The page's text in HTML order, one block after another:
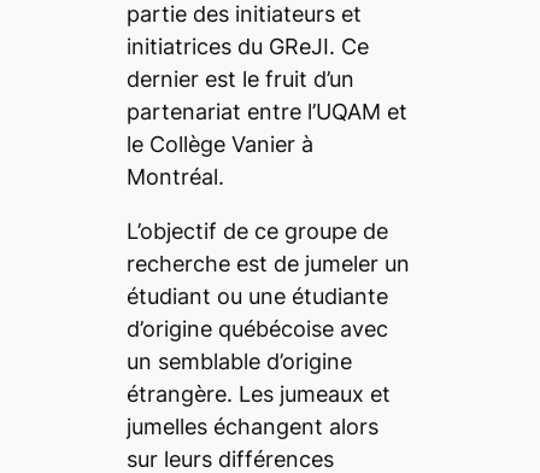
partie des initiateurs et
initiatrices du GReJI. Ce
dernier est le fruit d’un
partenariat entre l’UQAM et
le Collège Vanier à
Montréal.
L’objectif de ce groupe de
recherche est de jumeler un
étudiant ou une étudiante
d’origine québécoise avec
un semblable d’origine
étrangère. Les jumeaux et
jumelles échangent alors
sur leurs différences